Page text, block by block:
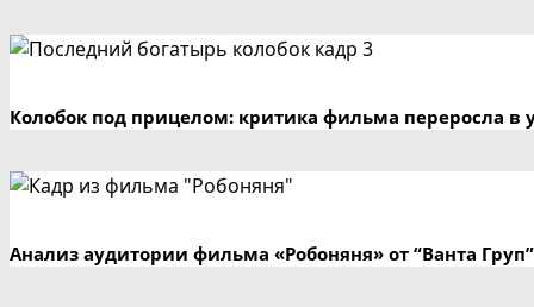
Колобок под прицелом: критика фильма переросла в
Анализ аудитории фильма «Робоняня» от “Ванта Груп”